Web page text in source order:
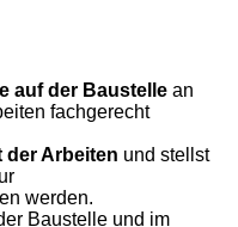
auf der Baustelle an
fachgerecht
der Arbeiten und stellst
werden.
Baustelle und im